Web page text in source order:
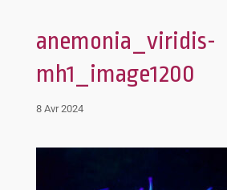
anemonia_viridis-
mh1_image1200
8 Avr 2024